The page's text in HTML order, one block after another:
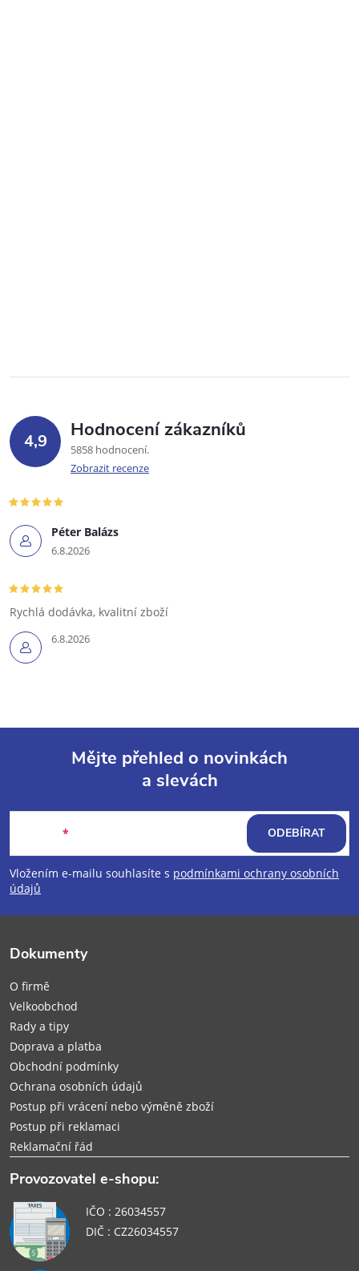
4,9 Hodnocení zákazníků
5858 hodnocení
Zobrazit recenze
Péter Balázs
6.8.2026
6.8.2026
Rychlá dodávka, kvalitní zboží
p
a
Mějte přehled o novinkách
a slevách
Vložením e-mailu souhlasíte s podmínkami ochrany osobních
údajů
ODEBÍRAT
Dokumenty
O firmě
Velkoobchod
Rady a tipy
Doprava a platba
Obchodní podmínky
Ochrana osobních údajů
Postup při vrácení nebo výměně zboží
Postup při reklamaci
Reklamační řád
Provozovatel e-shopu:
IČO : 26034557
DIČ : CZ26034557